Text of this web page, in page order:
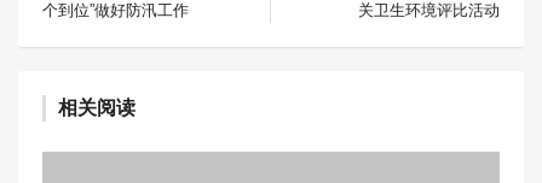
个到位”做好防汛工作
关卫生环境评比活动
相关阅读